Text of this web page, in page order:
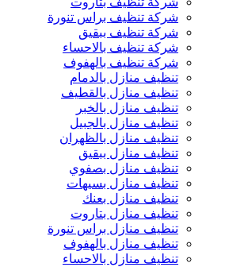
شركة تنظيف براس تنورة
شركة تنظيف ببقيق
شركة تنظيف بالاحساء
شركة تنظيف بالهفوف
تنظيف منازل بالدمام
تنظيف منازل بالقطيف
تنظيف منازل بالخبر
تنظيف منازل بالجبيل
تنظيف منازل بالظهران
تنظيف منازل ببقيق
تنظيف منازل بصفوي
تنظيف منازل بسيهات
تنظيف منازل بعنك
تنظيف منازل بتاروت
تنظيف منازل براس تنورة
تنظيف منازل بالهفوف
تنظيف منازل بالاحساء